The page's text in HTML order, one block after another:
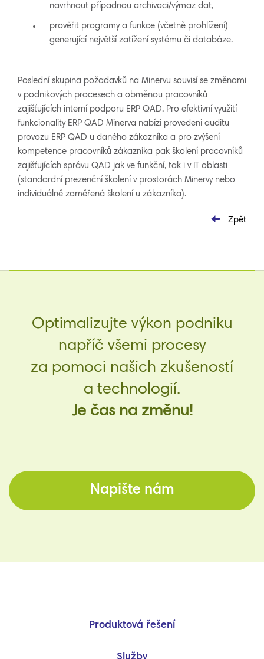
navrhnout případnou archivaci/výmaz dat,
prověřit programy a funkce (včetně prohlížení)
generující největší zatížení systému či databáze.
Poslední skupina požadavků na Minervu souvisí se změnami
v podnikových procesech a obměnou pracovníků
zajišťujících interní podporu ERP QAD. Pro efektivní využití
funkcionality ERP QAD Minerva nabízí provedení auditu
provozu ERP QAD u daného zákazníka a pro zvýšení
kompetence pracovníků zákazníka pak školení pracovníků
zajišťujících správu QAD jak ve funkční, tak i v IT oblasti
(standardní prezenční školení v prostorách Minervy nebo
individuálně zaměřená školení u zákazníka).
Zpět
Optimalizujte výkon podniku
napříč všemi procesy
za pomoci našich zkušeností
a technologií.
Je čas na změnu!
Napište nám
Produktová řešení